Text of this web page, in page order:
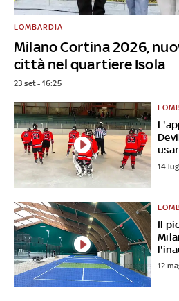
Milano Cortina 2026,
città nel quartiere Isola
LOMBARDIA
23 set - 16:25
14
Il
12